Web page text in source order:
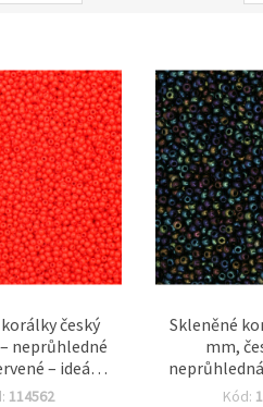
český
neprůhledné
– ideální
vyšívání a DIY
114562
Skleněné
mm,
15 g
Kód: